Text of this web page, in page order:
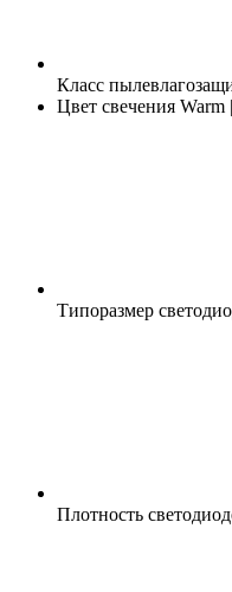
Класс
Цвет свечения Warm
Типоразмер
Плотность